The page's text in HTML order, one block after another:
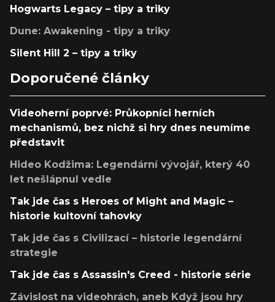
Hogwarts Legacy – tipy a triky
Dune: Awakening - tipy a triky
Silent Hill 2 – tipy a triky
Doporučené články
Videoherní poprvé: Průkopníci herních
mechanismů, bez nichž si hry dnes neumíme
představit
Hideo Kodžima: Legendární vývojář, který 40
let nešlápnul vedle
Tak jde čas s Heroes of Might and Magic –
historie kultovní tahovky
Tak jde čas s Civilizací – historie legendární
strategie
Tak jde čas s Assassin's Creed - historie série
Závislost na videohrách, aneb Když jsou hry